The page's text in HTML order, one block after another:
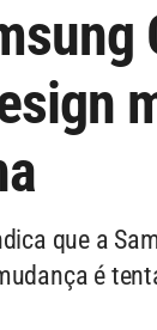
que a
é